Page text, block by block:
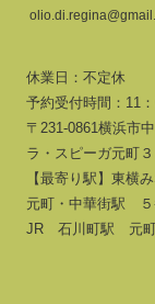
休業日：不定休
予約受付時間：11
〒231-0861横浜市
ラ・スピーガ元町３
【最寄り駅】東横
元町・中華街駅
JR 石川町駅 元